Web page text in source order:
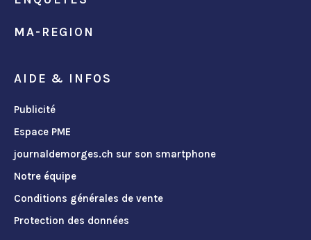
MA-REGION
AIDE & INFOS
Publicité
Espace PME
journaldemorges.ch sur son smartphone
Notre équipe
Conditions générales de vente
Protection des données